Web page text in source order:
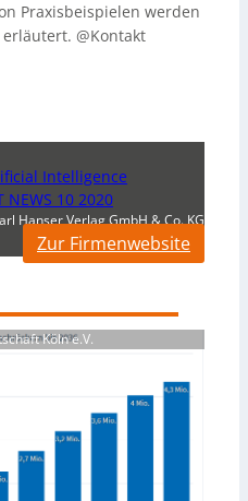
Praxisbeispielen werden
@Kontakt
Intelligence
NEWS 10 2020
Hanser Verlag GmbH & Co. KG
Zur Firmenwebsite
Köln e.V.